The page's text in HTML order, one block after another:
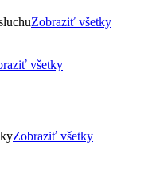
Zobraziť všetky
všetky
Zobraziť všetky